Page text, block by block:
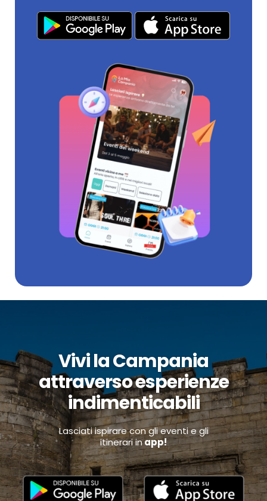
Vivi la Campania
attraverso esperienze
indimenticabili
Lasciati ispirare con gli eventi e gli
itinerari inapp!